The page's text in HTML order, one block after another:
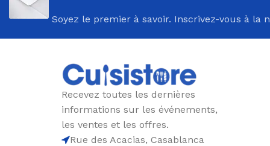
Soyez le premier à savoir. Inscrivez-vous à la
Recevez toutes les dernières
informations sur les événements,
les ventes et les offres.
Rue des Acacias, Casablanca